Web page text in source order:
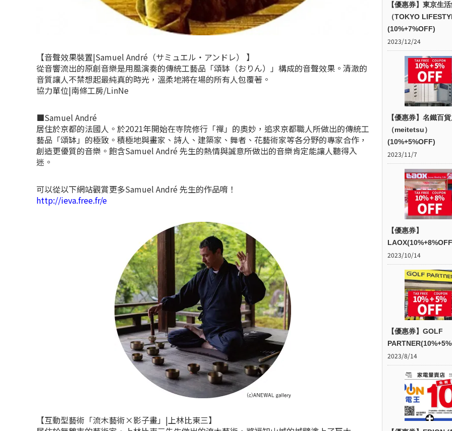
【音聲效果裝置|Samuel André（サミュエル・アンドレ） 】
從音響流出的原創音樂是用風演奏的傳統工藝品「頌缽（おりん）」構成的音聲效果。清澈的
音質讓人不禁想起最純真的時光，溫柔地將在場的所有人包覆著。
協力單位|南條工房/LinNe
■Samuel André
居住於京都的法國人。於2021年開始在寺院修行「禪」的奧妙，追求京都職人所做出的傳統工
藝品「頌缽」的極致。積極地與畫家、詩人、建築家、舞者、花藝術家等各分野的專家合作，
創造更優質的音樂。飽含Samuel André 先生的熱情與誠意所做出的音樂肯定能讓人聽得入
迷。
可以從以下網站觀賞更多Samuel André 先生的作品唷！
http://ieva.free.fr/e
【互動型藝術「流木藝術×影子畫」|上林比東三】
【優惠券】東京生
（TOKYO
(10%+7%OFF)
2023/12/24
【優惠券】名鐵百
（meitetsu）
(10%+5%OFF)
2023/11/7
【優惠券】
2023/10/14
【優惠券】GOLF
2023/8/14